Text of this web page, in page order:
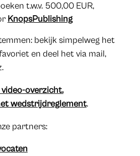
t.w.v. 500,00 EUR,
KnopsPublishing
bekijk simpelweg het
en deel het via mail,
overzicht.
wedstrijdreglement.
partners: